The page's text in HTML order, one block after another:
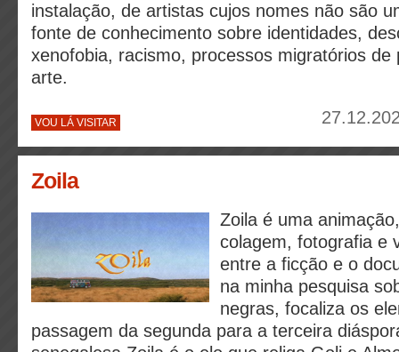
instalação, de artistas cujos nomes não são
fonte de conhecimento sobre identidades,
xenofobia, racismo, processos migratórios de
arte.
VOU LÁ VISITAR
Zoila
Zoila é uma
colagem, fotografia e
entre a ficção e o
na minha pesquisa
negras, focaliza os
passagem da segunda para a terceira